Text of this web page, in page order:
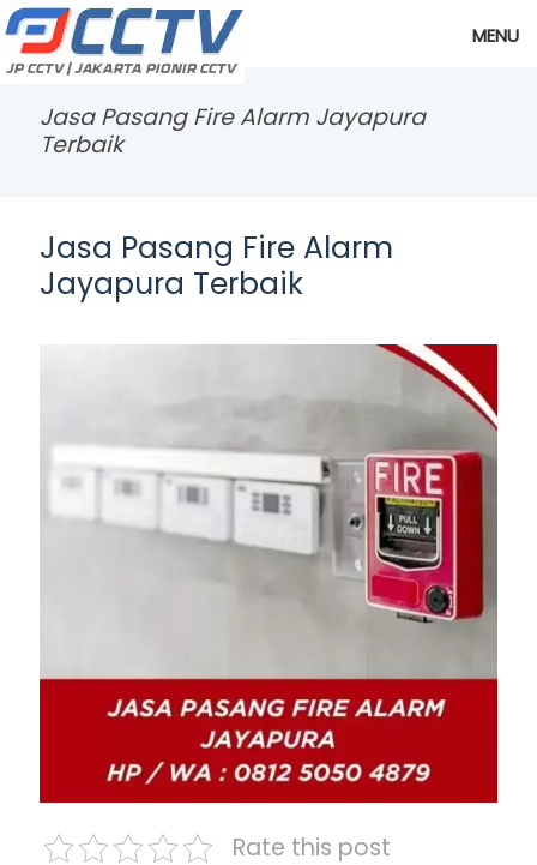
MENU
Jasa Pasang Fire Alarm Jayapura
Terbaik
Jasa Pasang Fire Alarm
Jayapura Terbaik
Rate this post